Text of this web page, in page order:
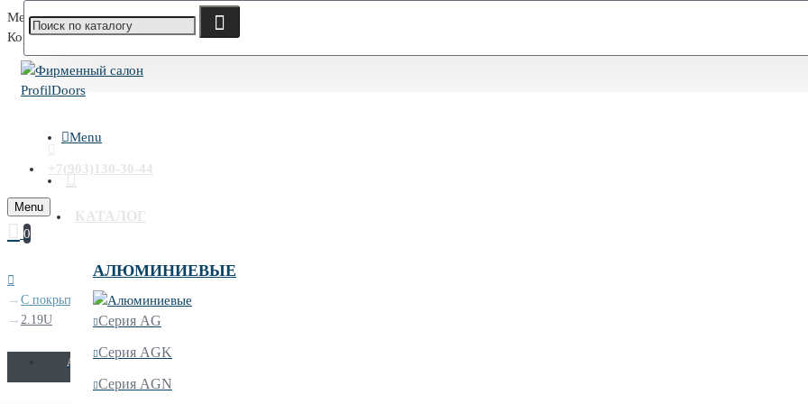
Меню
Корзина
Menu
КАТАЛОГ
АЛЮМИНИЕВЫЕ
Серия AG
Серия AGK
Серия AGN
+7(903)130-30-44
Menu
0
С покрытием UNILACK
2.19U
AGN AGK